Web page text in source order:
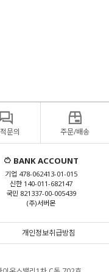
문의 주문/배송
BANK ACCOUNT
기업 478-062413-01-015
신한 140-011-682147
국민 821337-00-005439
(주)서버몬
개인정보취급방침